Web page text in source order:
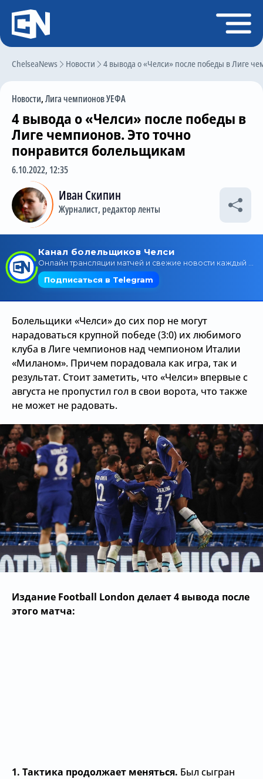
ChelseaNews Новости 4 вывода о «Челси» после победы в Лиге
Новости,Лига чемпионов УЕФА
4 вывода о «Челси» после победы в
Лиге чемпионов. Это точно
понравится болельщикам
6.10.2022, 12:35
Иван Скипин
Журналист, редактор ленты
Болельщики «Челси» до сих пор не могут
нарадоваться крупной победе (3:0) их любимого
клуба в Лиге чемпионов над чемпионом Италии
«Миланом». Причем порадовала как игра, так и
результат. Стоит заметить, что «Челси» впервые с
августа не пропустил гол в свои ворота, что также
не может не радовать.
Издание Football London делает 4 вывода после
этого матча:
1. Тактика продолжает меняться. Был сыгран
Регистрация
Главная
Трансферы
Слухи
История Челси
Статистика
Календарь игр
Поиск по сайту
Трансляции
О сайте
Контакты